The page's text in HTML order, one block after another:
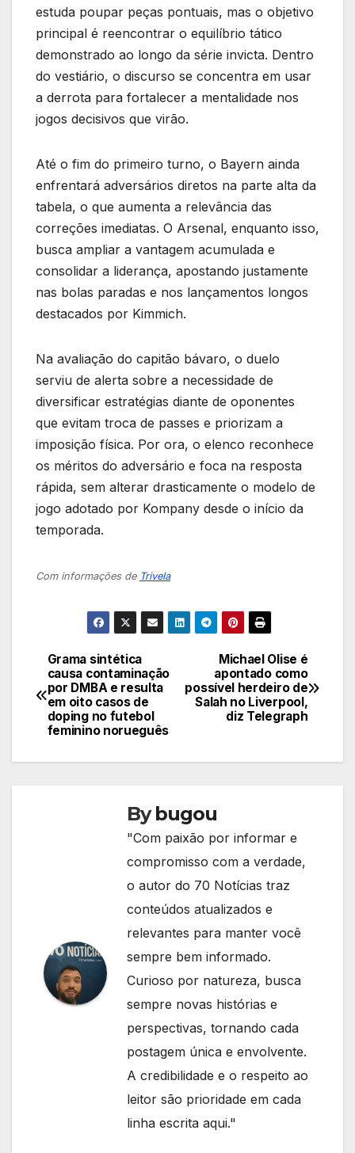
estuda poupar peças pontuais, mas o objetivo
principal é reencontrar o equilíbrio tático
demonstrado ao longo da série invicta. Dentro
do vestiário, o discurso se concentra em usar
a derrota para fortalecer a mentalidade nos
jogos decisivos que virão.
Até o fim do primeiro turno, o Bayern ainda
enfrentará adversários diretos na parte alta da
tabela, o que aumenta a relevância das
correções imediatas. O Arsenal, enquanto isso,
busca ampliar a vantagem acumulada e
consolidar a liderança, apostando justamente
nas bolas paradas e nos lançamentos longos
destacados por Kimmich.
Na avaliação do capitão bávaro, o duelo
serviu de alerta sobre a necessidade de
diversificar estratégias diante de oponentes
que evitam troca de passes e priorizam a
imposição física. Por ora, o elenco reconhece
os méritos do adversário e foca na resposta
rápida, sem alterar drasticamente o modelo de
jogo adotado por Kompany desde o início da
temporada.
Com informações de Trivela
Navegação
de
Post
Michael Olise é
apontado como
possível herdeiro de
Salah no Liverpool,
diz Telegraph
Grama sintética
causa contaminação
por DMBA e resulta
em oito casos de
doping no futebol
feminino norueguês
Bybugou
"Com paixão por informar e
compromisso com a verdade,
o autor do 70 Notícias traz
conteúdos atualizados e
relevantes para manter você
sempre bem informado.
Curioso por natureza, busca
sempre novas histórias e
perspectivas, tornando cada
postagem única e envolvente.
A credibilidade e o respeito ao
leitor são prioridade em cada
linha escrita aqui."